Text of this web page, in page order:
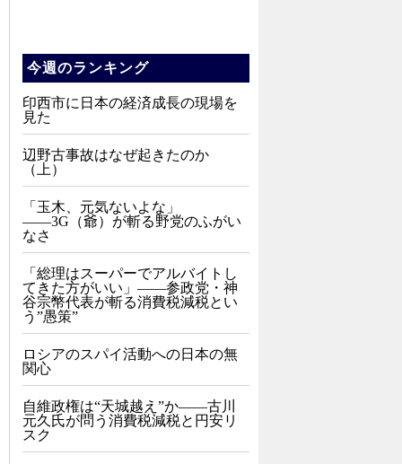
今週のランキング
印西市に日本の経済成長の現場を
見た
辺野古事故はなぜ起きたのか
（上）
「玉木、元気ないよな」
――3G（爺）が斬る野党のふがい
なさ
「総理はスーパーでアルバイトし
てきた方がいい」――参政党・神
谷宗幣代表が斬る消費税減税とい
う”愚策”
ロシアのスパイ活動への日本の無
関心
自維政権は“天城越え”か――古川
元久氏が問う消費税減税と円安リ
スク